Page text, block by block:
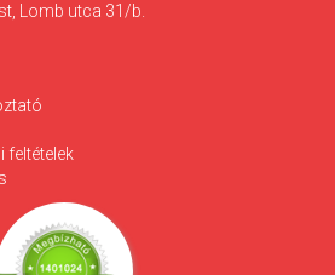
Lomb utca 31/b.
feltételek